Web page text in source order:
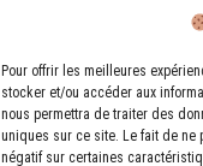
Pour offrir les meilleures
stocker et/ou accéder aux
nous permettra de traiter des
uniques sur ce site. Le fait de ne
négatif sur certaines